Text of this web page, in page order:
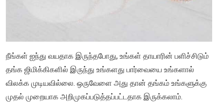
நீங்கள் ஐந்து வயதாக இருந்தபோது, உங்கள் தாயாரின் பளிச்சிடும்
தங்க ஜிமிக்கிகளில் இருந்து உங்களது பார்வையை உங்களால்
விலக்க முடியவில்லை. ஒருவேளை அது தான் தங்கம் உங்களுக்கு
முதல் முறையாக அறிமுகப்படுத்தப்பட்டதாக இருக்கலாம்.